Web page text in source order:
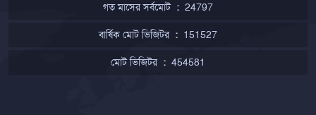
গত মাসের সর্বমোট : 24797
বার্ষিক মোট ভিজিটর : 151527
মোট ভিজিটর : 454581